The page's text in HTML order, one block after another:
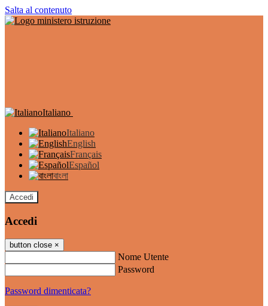
Salta al contenuto
Italiano
Italiano
English
Français
Español
বাংলা
Accedi
Accedi
button close ×
Nome Utente
Password
Password dimenticata?